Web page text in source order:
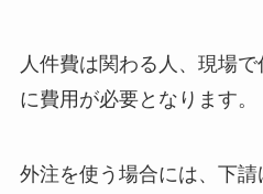
人件費は関わる人、現場
に費用が必要となります。
外注を使う場合には、下